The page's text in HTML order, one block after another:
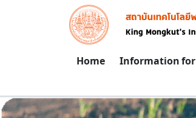
Skip to main content
Image
Main navigation
Home Information for